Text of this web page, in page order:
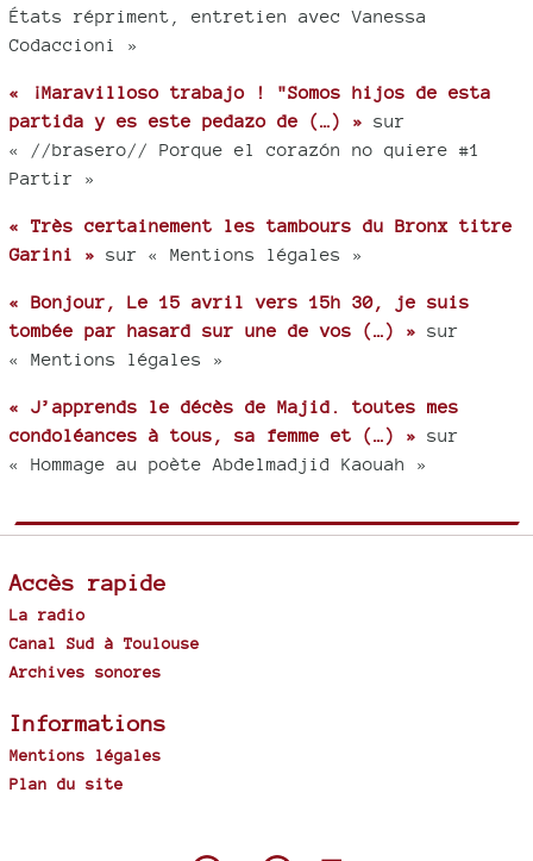
États répriment, entretien avec Vanessa
Codaccioni »
« ¡Maravilloso trabajo ! "Somos hijos de esta
partida y es este pedazo de (…) » sur
« //brasero// Porque el corazón no quiere #1
Partir »
« Très certainement les tambours du Bronx titre
Garini » sur « Mentions légales »
« Bonjour, Le 15 avril vers 15h 30, je suis
tombée par hasard sur une de vos (…) » sur
« Mentions légales »
« J’apprends le décès de Majid. toutes mes
condoléances à tous, sa femme et (…) » sur
« Hommage au poète Abdelmadjid Kaouah »
Accès rapide
La radio
Canal Sud à Toulouse
Archives sonores
Informations
Mentions légales
Plan du site